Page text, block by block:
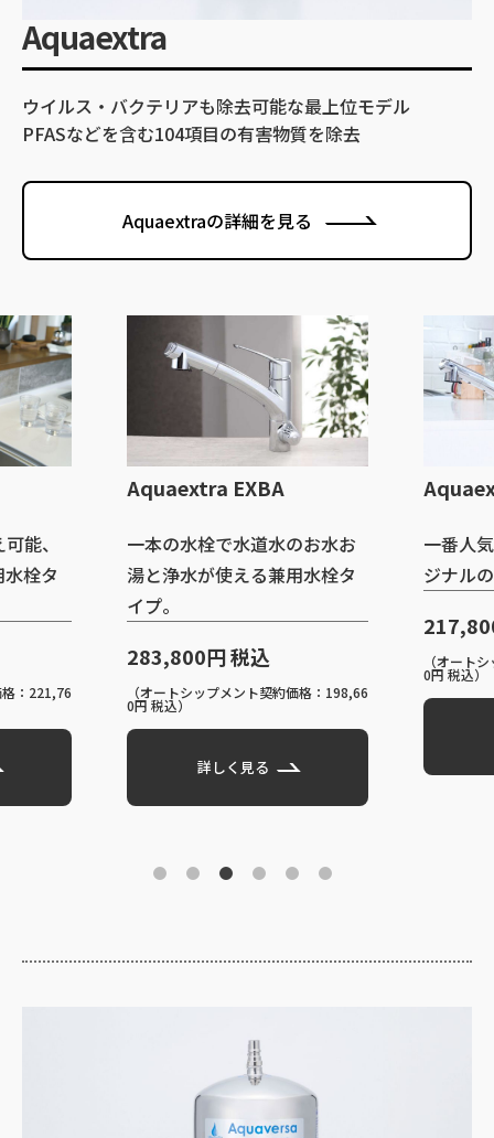
Aquaextra
ウイルス・バクテリアも除去可能な最上位モデル
PFASなどを含む104項目の有害物質を除去
Aquaextraの詳細を見る
能、
栓タ
：221,76
Aquaextra EXBA
一本の水栓で水道水のお水お
湯と浄水が使える兼用水栓タ
イプ。
283,800円 税込
（オートシップメント契約価格：198,66
0円 税込）
詳しく見る
一番人
ジナル
（オート
0円 税込）